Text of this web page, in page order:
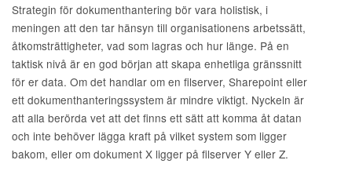
Strategin för dokumenthantering bör vara holistisk, i
meningen att den tar hänsyn till organisationens arbetssätt,
åtkomsträttigheter, vad som lagras och hur länge. På en
taktisk nivå är en god början att skapa enhetliga gränssnitt
för er data. Om det handlar om en filserver, Sharepoint eller
ett dokumenthanteringssystem är mindre viktigt. Nyckeln är
att alla berörda vet att det finns ett sätt att komma åt datan
och inte behöver lägga kraft på vilket system som ligger
bakom, eller om dokument X ligger på filserver Y eller Z.